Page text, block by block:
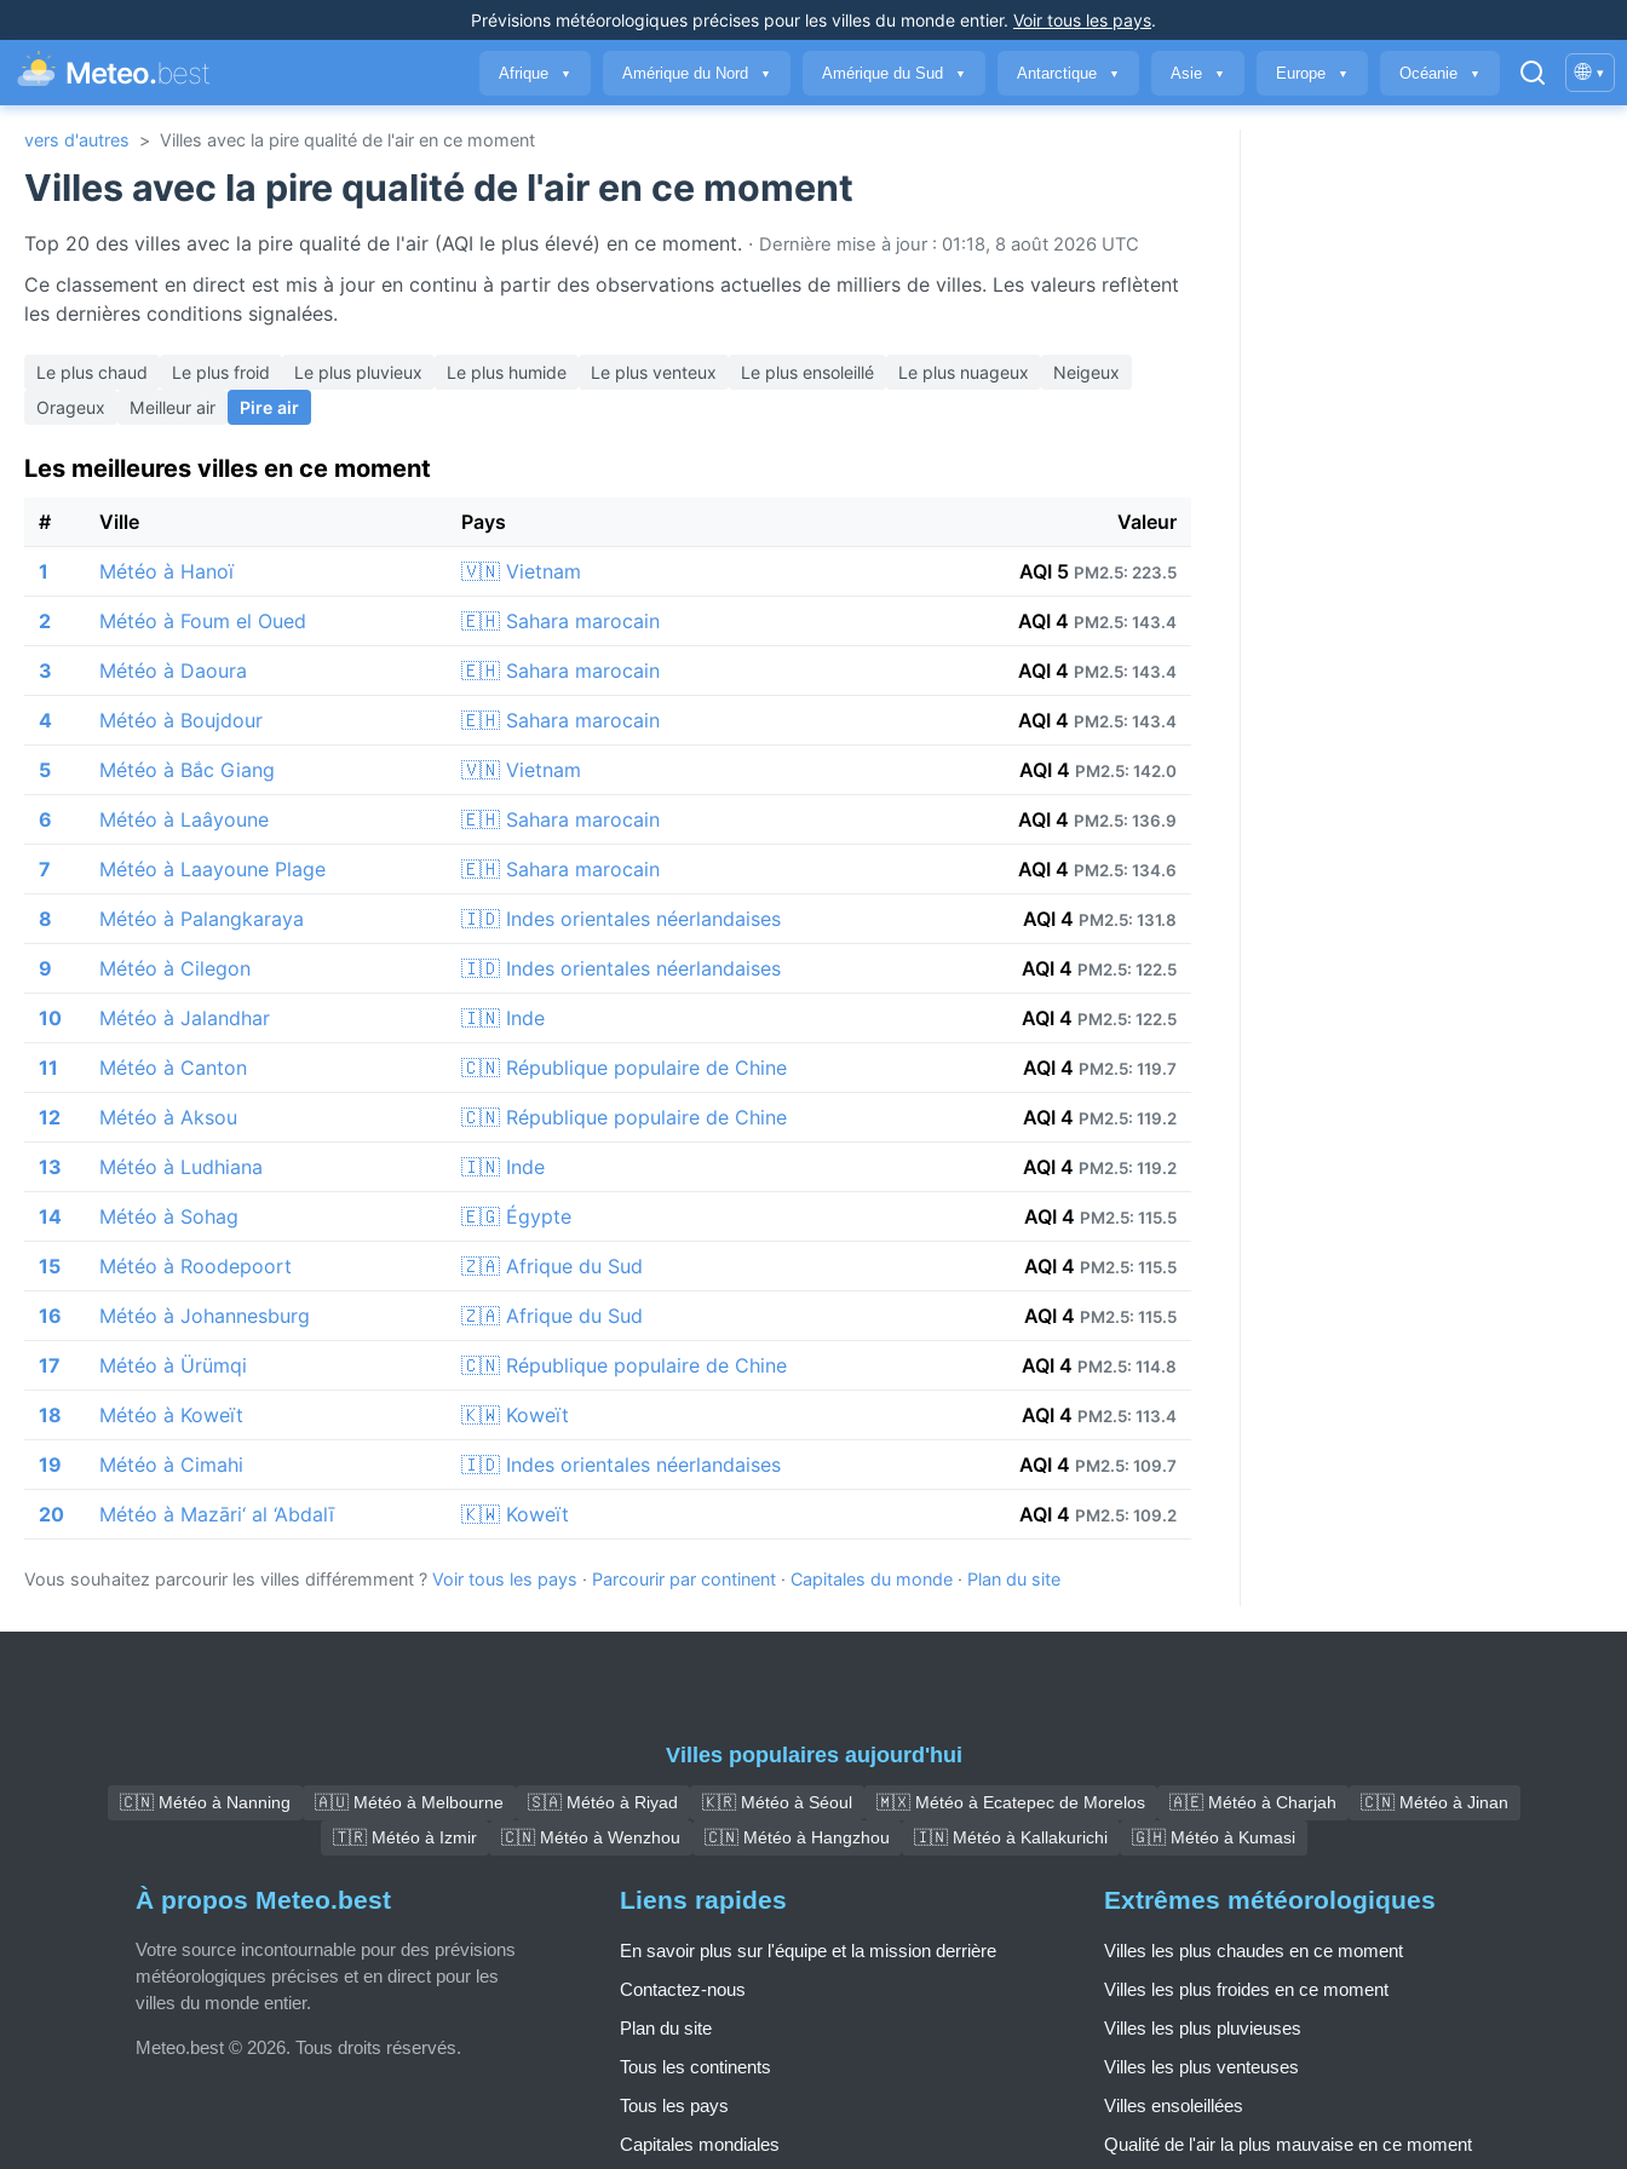
Prévisions météorologiques précises pour les villes du monde entier. Voir tous les pays.
Meteo.best Afrique ▼ Amérique du Nord ▼ Amérique du Sud ▼ Antarctique ▼ Asie ▼ Europe ▼ Océanie ▼ 🌐 ▾
vers d'autres > Villes avec la pire qualité de l'air en ce moment
Villes avec la pire qualité de l'air en ce moment
Top 20 des villes avec la pire qualité de l'air (AQI le plus élevé) en ce moment. · Dernière mise à jour : 01:18, 8 août 2026 UTC
Ce classement en direct est mis à jour en continu à partir des observations actuelles de milliers de villes. Les valeurs reflètent
les dernières conditions signalées.
Le plus chaud Le plus froid Le plus pluvieux Le plus humide Le plus venteux Le plus ensoleillé Le plus nuageux
Neigeux
Orageux
Meilleur air Pire air
Les meilleures villes en ce moment
# Ville Pays Valeur
1 Météo à Hanoï 🇻🇳 Vietnam AQI 5 PM2.5: 223.5
2 Météo à Foum el Oued 🇪🇭 Sahara marocain AQI 4 PM2.5: 143.4
3 Météo à Daoura 🇪🇭 Sahara marocain AQI 4 PM2.5: 143.4
4 Météo à Boujdour 🇪🇭 Sahara marocain AQI 4 PM2.5: 143.4
5 Météo à Bắc Giang 🇻🇳 Vietnam AQI 4 PM2.5: 142.0
6 Météo à Laâyoune 🇪🇭 Sahara marocain AQI 4 PM2.5: 136.9
7 Météo à Laayoune Plage 🇪🇭 Sahara marocain AQI 4 PM2.5: 134.6
8 Météo à Palangkaraya 🇮🇩 Indes orientales néerlandaises AQI 4 PM2.5: 131.8
9 Météo à Cilegon 🇮🇩 Indes orientales néerlandaises AQI 4 PM2.5: 122.5
10 Météo à Jalandhar 🇮🇳 Inde AQI 4 PM2.5: 122.5
11 Météo à Canton 🇨🇳 République populaire de Chine AQI 4 PM2.5: 119.7
12 Météo à Aksou 🇨🇳 République populaire de Chine AQI 4 PM2.5: 119.2
13 Météo à Ludhiana 🇮🇳 Inde AQI 4 PM2.5: 119.2
14 Météo à Sohag 🇪🇬 Égypte AQI 4 PM2.5: 115.5
15 Météo à Roodepoort 🇿🇦 Afrique du Sud AQI 4 PM2.5: 115.5
16 Météo à Johannesburg 🇿🇦 Afrique du Sud AQI 4 PM2.5: 115.5
17 Météo à Ürümqi 🇨🇳 République populaire de Chine AQI 4 PM2.5: 114.8
18 Météo à Koweït 🇰🇼 Koweït AQI 4 PM2.5: 113.4
19 Météo à Cimahi 🇮🇩 Indes orientales néerlandaises AQI 4 PM2.5: 109.7
20 Météo à Mazāri‘ al ‘Abdalī 🇰🇼 Koweït AQI 4 PM2.5: 109.2
Vous souhaitez parcourir les villes différemment ? Voir tous les pays · Parcourir par continent · Capitales du monde · Plan du site
Villes populaires aujourd'hui
🇨🇳 Météo à Nanning 🇦🇺 Météo à Melbourne 🇸🇦 Météo à Riyad 🇰🇷 Météo à Séoul 🇲🇽 Météo à Ecatepec de Morelos 🇦🇪 Météo à Charjah
🇨🇳 Météo à Jinan
🇹🇷 Météo à Izmir
🇨🇳 Météo à Wenzhou 🇨🇳 Météo à Hangzhou 🇮🇳 Météo à Kallakurichi 🇬🇭 Météo à Kumasi
À propos Meteo.best
Votre source incontournable pour des prévisions
météorologiques précises et en direct pour les
villes du monde entier.
Meteo.best © 2026. Tous droits réservés.
Liens rapides
En savoir plus sur l'équipe et la mission derrière
Contactez-nous
Plan du site
Tous les continents
Tous les pays
Capitales mondiales
Extrêmes météorologiques
Villes les plus chaudes en ce moment
Villes les plus froides en ce moment
Villes les plus pluvieuses
Villes les plus venteuses
Villes ensoleillées
Qualité de l'air la plus mauvaise en ce moment